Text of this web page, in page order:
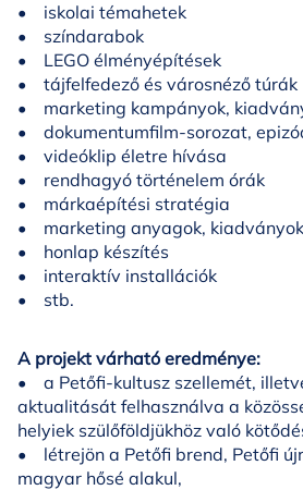
• iskolai témahetek
• színdarabok
• LEGO élményépítések
• tájfelfedező és városnéző túrák
• marketing kampányok,
• dokumentumfilm-sorozat,
• videóklip életre hívása
• rendhagyó történelem órák
• márkaépítési stratégia
• marketing anyagok, kiadványok
• honlap készítés
• interaktív installációk
• stb.
A projekt várható eredménye:
• a Petőfi-kultusz szellemét,
aktualitását felhasználva a
helyiek szülőföldjükhöz való
• létrejön a Petőfi brend, Petőfi
magyar hősé alakul,